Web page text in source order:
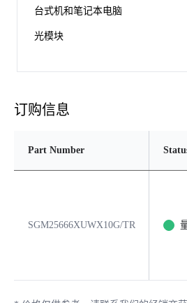
台式机和笔记本电脑
光模块
订购信息
Part Number
SGM25666XUWX10G/TR